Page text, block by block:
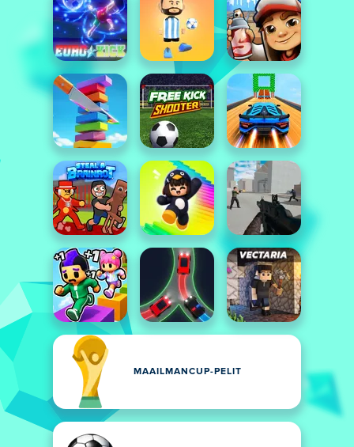
MAAILMANCUP-PELIT